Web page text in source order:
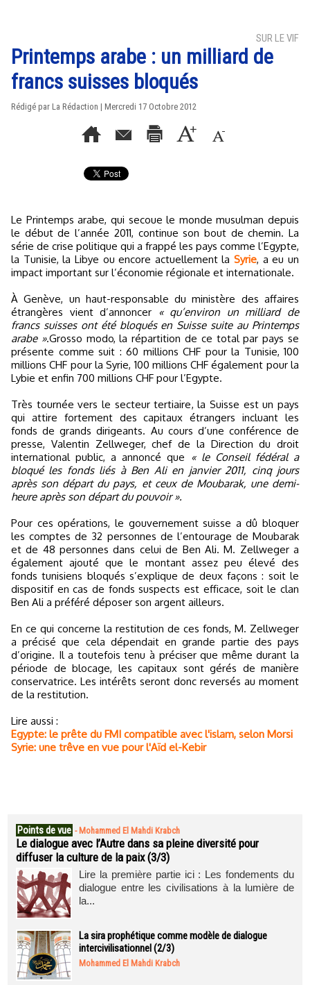
SUR LE VIF
Printemps arabe : un milliard de
francs suisses bloqués
Rédigé par La Rédaction | Mercredi 17 Octobre 2012
Le Printemps arabe, qui secoue le monde musulman depuis
le début de l’année 2011, continue son bout de chemin. La
série de crise politique qui a frappé les pays comme l’Egypte,
la Tunisie, la Libye ou encore actuellement laSyrie, a eu un
impact important sur l’économie régionale et internationale.
À Genève, un haut-responsable du ministère des affaires
étrangères vient d’annoncer
« qu’environ un milliard de
francs suisses ont été bloqués en Suisse suite au Printemps
arabe ».Grosso modo, la répartition de ce total par pays se
présente comme suit : 60 millions CHF pour la Tunisie, 100
millions CHF pour la Syrie, 100 millions CHF également pour la
Lybie et enfin 700 millions CHF pour l’Egypte.
Très tournée vers le secteur tertiaire, la Suisse est un pays
qui attire fortement des capitaux étrangers incluant les
fonds de grands dirigeants. Au cours d’une conférence de
presse, Valentin Zellweger, chef de la Direction du droit
international public, a annoncé que
« le Conseil fédéral a
bloqué les fonds liés à Ben Ali en janvier 2011, cinq jours
après son départ du pays, et ceux de Moubarak, une demi-
heure après son départ du pouvoir ».
Pour ces opérations, le gouvernement suisse a dû bloquer
les comptes de 32 personnes de l’entourage de Moubarak
et de 48 personnes dans celui de Ben Ali. M. Zellweger a
également ajouté que le montant assez peu élevé des
fonds tunisiens bloqués s’explique de deux façons : soit le
dispositif en cas de fonds suspects est efficace, soit le clan
Ben Ali a préféré déposer son argent ailleurs.
En ce qui concerne la restitution de ces fonds, M. Zellweger
a précisé que cela dépendait en grande partie des pays
d’origine. Il a toutefois tenu à préciser que même durant la
période de blocage, les capitaux sont gérés de manière
conservatrice. Les intérêts seront donc reversés au moment
de la restitution.
Lire aussi :
Egypte: le prête du FMI compatible avec l'islam, selon Morsi
Syrie: une trêve en vue pour l'Aïd el-Kebir
Points de vue - Mohammed El Mahdi Krabch
Le dialogue avec l’Autre dans sa pleine diversité pour
diffuser la culture de la paix (3/3)
Lire la première partie ici : Les fondements du
dialogue entre les civilisations à la lumière de
la...
La sira prophétique comme modèle de dialogue
intercivilisationnel (2/3)
Mohammed El Mahdi Krabch